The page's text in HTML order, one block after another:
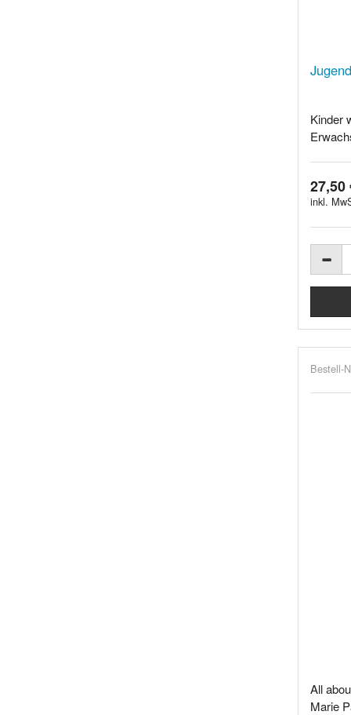
Kinder
27,50
inkl.
Bestell-
All
Marie